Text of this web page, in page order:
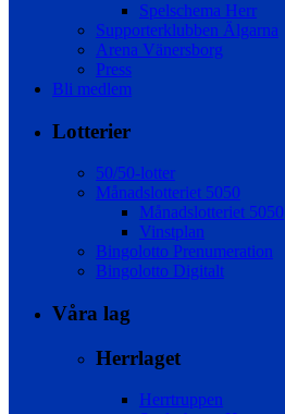
Spelschema Herr
Supporterklubben Älgarna
Arena Vänersborg
Press
Bli medlem
Lotterier
50/50-lotter
Månadslotteriet 5050
Månadslotteriet 5050
Vinstplan
Bingolotto Prenumeration
Bingolotto Digitalt
Våra lag
Herrlaget
Herrtruppen